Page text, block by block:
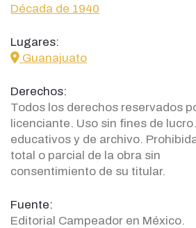
Década de 1940
Lugares:
icon
Guanajuato
Derechos:
Todos los derechos reservados
licenciante. Uso sin fines de
educativos y de archivo.
total o parcial de la obra sin
consentimiento de su titular.
Fuente:
Editorial Campeador en México.